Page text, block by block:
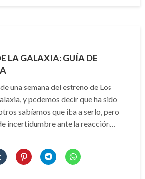
LA GALAXIA: GUÍA DE
una semana del estreno de Los
y podemos decir que ha sido
sabíamos que iba a serlo, pero
incertidumbre ante la reacción…